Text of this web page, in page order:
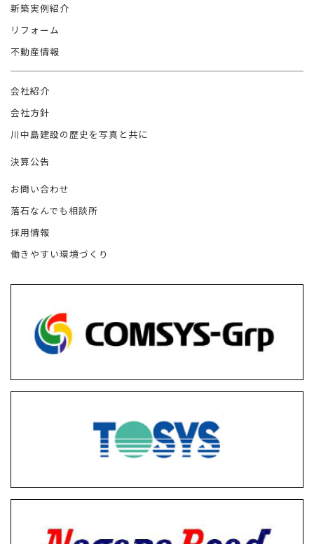
新築実例紹介
リフォーム
不動産情報
会社紹介
会社方針
川中島建設の歴史を写真と共に
決算公告
お問い合わせ
落石なんでも相談所
採用情報
働きやすい環境づくり